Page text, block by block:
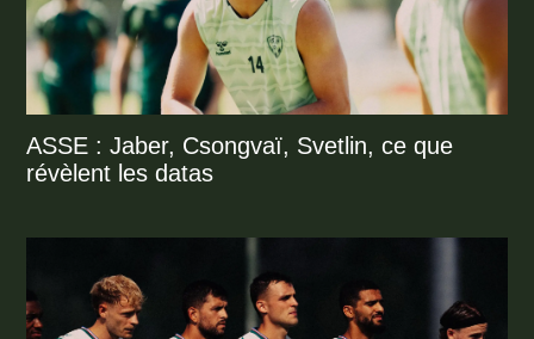
ASSE : Jaber, Csongvaï, Svetlin, ce que
révèlent les datas